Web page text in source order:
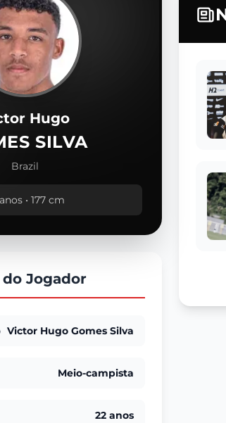
Hugo
SILVA
Brazil
• 177 cm
Jogador
Victor Hugo Gomes Silva
Meio-campista
22 anos